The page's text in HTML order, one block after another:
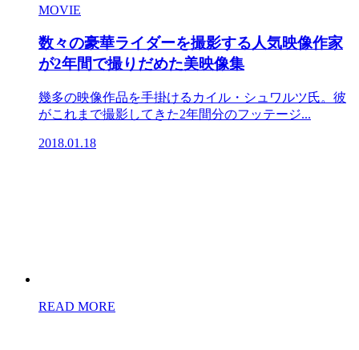
MOVIE
数々の豪華ライダーを撮影する人気映像作家
が2年間で撮りだめた美映像集
幾多の映像作品を手掛けるカイル・シュワルツ氏。彼
がこれまで撮影してきた2年間分のフッテージ...
2018.01.18
READ MORE